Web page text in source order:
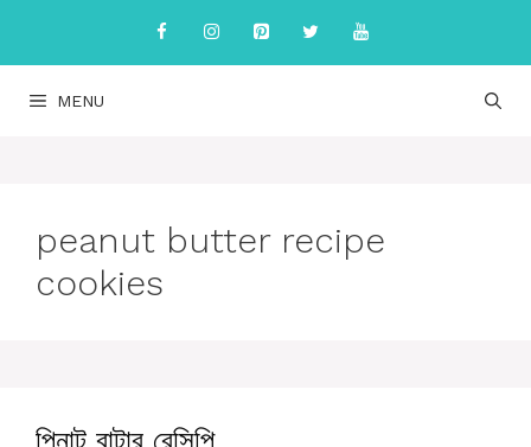
content
MENU
peanut butter recipe
cookies